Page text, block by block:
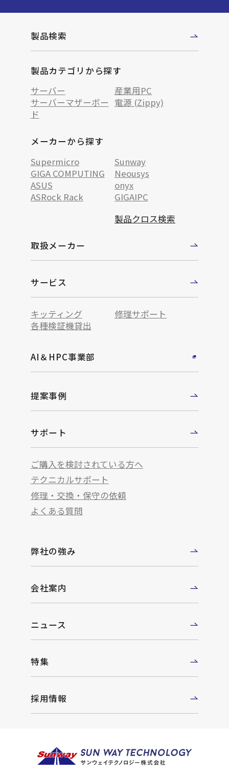
製品検索
製品カテゴリから探す
サーバー
産業用PC
サーバーマザーボー
ド
電源 (Zippy)
メーカーから探す
Supermicro
Sunway
GIGA COMPUTING
Neousys
ASUS
onyx
ASRock Rack
GIGAIPC
製品クロス検索
取扱メーカー
サービス
キッティング
修理サポート
各種検証機貸出
AI＆HPC事業部
提案事例
サポート
ご購入を検討されている方へ
テクニカルサポート
修理・交換・保守の依頼
よくある質問
弊社の強み
会社案内
ニュース
特集
採用情報